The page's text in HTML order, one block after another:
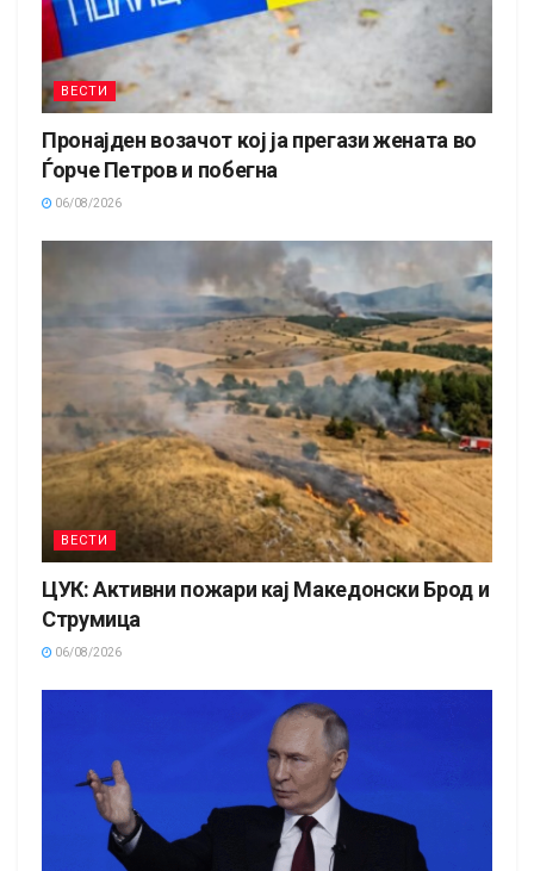
ВЕСТИ
Пронајден возачот кој ја прегази жената во
Ѓорче Петров и побегна
06/08/2026
ВЕСТИ
ЦУК: Активни пожари кај Македонски Брод и
Струмица
06/08/2026